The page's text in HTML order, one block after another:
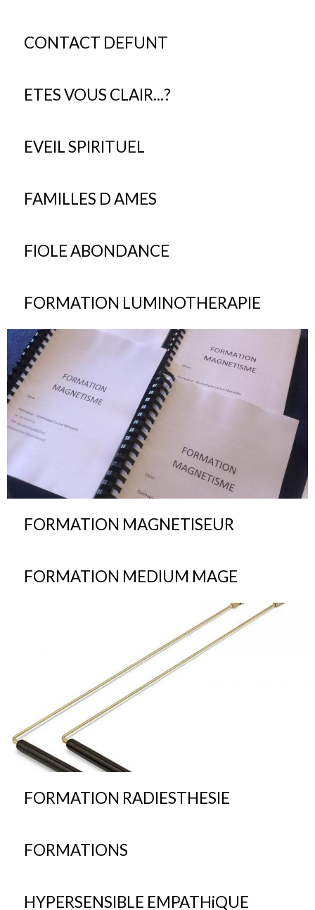
CONTACT DEFUNT
ETES VOUS CLAIR...?
EVEIL SPIRITUEL
FAMILLES D AMES
FIOLE ABONDANCE
FORMATION LUMINOTHERAPIE
FORMATION MAGNETISEUR
FORMATION MEDIUM MAGE
FORMATION RADIESTHESIE
FORMATIONS
HYPERSENSIBLE EMPATHiQUE